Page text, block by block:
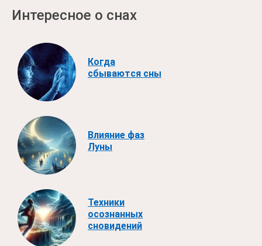
Интересное о снах
Когда
сбываются сны
Влияние фаз
Луны
Техники
осознанных
сновидений